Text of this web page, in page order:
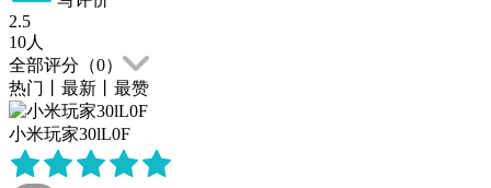
2.5
10人
全部评分（0）
热门
最新 最赞
小米玩家30lL0F